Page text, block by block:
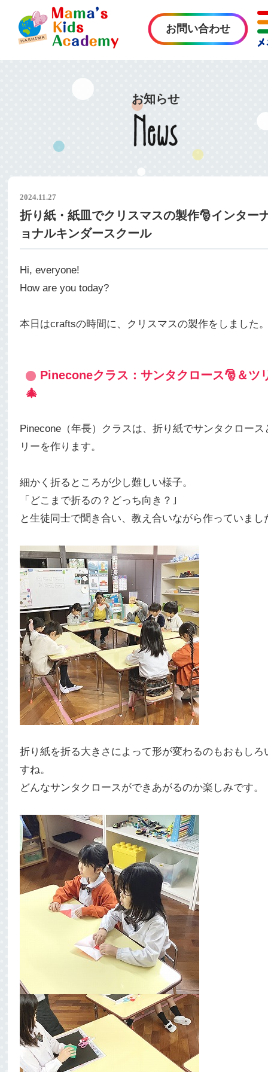
お問い合わせ
お知らせ
2024.11.27
折り紙・紙皿でクリスマスの製作🎅インター
ョナルキンダースクール
Hi, everyone!
How are you today?
本日はcraftsの時間に、クリスマスの製作をしました
Pineconeクラス：サンタクロース🎅＆ツ
🎄
Pinecone（年長）クラスは、折り紙でサンタクロース
リーを作ります。
細かく折るところが少し難しい様子。
「どこまで折るの？どっち向き？｣
と生徒同士で聞き合い、教え合いながら作っていまし
折り紙を折る大きさによって形が変わるのもおもしろ
すね。
どんなサンタクロースができあがるのか楽しみです。